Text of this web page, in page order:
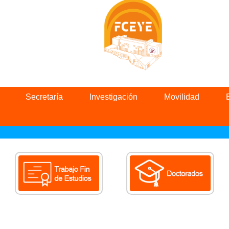
Secretaría Investigación Movilidad